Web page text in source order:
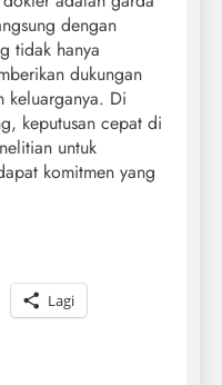
dengan
tidak hanya
dukungan
keluarganya. Di
keputusan cepat di
untuk
komitmen yang
Lagi